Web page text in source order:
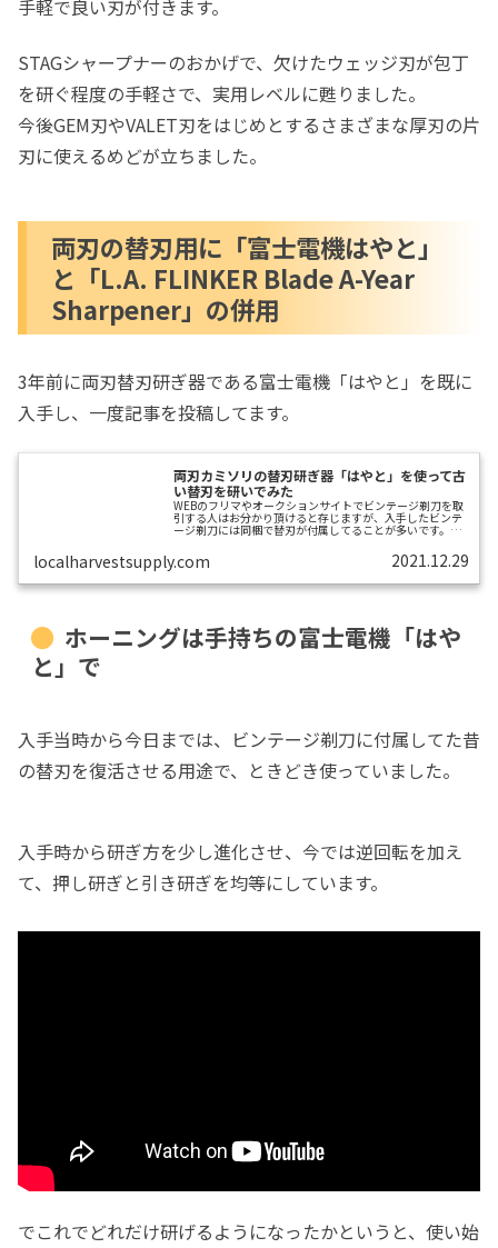
手軽で良い刃が付きます。
STAGシャープナーのおかげで、欠けたウェッジ刃が包丁
を研ぐ程度の手軽さで、実用レベルに甦りました。
今後GEM刃やVALET刃をはじめとするさまざまな厚刃の片
刃に使えるめどが立ちました。
両刃の替刃用に「富士電機はやと」
と「L.A. FLINKER Blade A-Year
Sharpener」の併用
3年前に両刃替刃研ぎ器である富士電機「はやと」を既に
入手し、一度記事を投稿してます。
両刃カミソリの替刃研ぎ器「はやと」を使って古
い替刃を研いでみた
WEBのフリマやオークションサイトでビンテージ剃刀を取
引する人はお分かり頂けると存じますが、入手したビンテ
ージ剃刀には同梱で替刃が付属してることが多いです。そ
の同梱の替刃がステンレスならこのように一見して替刃も
使用可能。炭素鋼な替刃の場合も、古いものでなければ明
らかに問題なく使用できるときもあります。一方、ステン
剃刀に付属の替刃は炭素鋼ですので、大体の場合は錆など
localharvestsupply.com 2021.12.29
ホーニングは手持ちの富士電機「はや
と」で
入手当時から今日までは、ビンテージ剃刀に付属してた昔
の替刃を復活させる用途で、ときどき使っていました。
入手時から研ぎ方を少し進化させ、今では逆回転を加え
て、押し研ぎと引き研ぎを均等にしています。
でこれでどれだけ研げるようになったかというと、使い始